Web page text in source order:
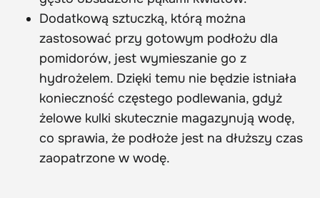
Dodatkową sztuczką, którą można
zastosować przy gotowym podłożu dla
pomidorów, jest wymieszanie go z
hydrożelem. Dzięki temu nie będzie istniała
konieczność częstego podlewania, gdyż
żelowe kulki skutecznie magazynują wodę,
co sprawia, że podłoże jest na dłuższy czas
zaopatrzone w wodę.